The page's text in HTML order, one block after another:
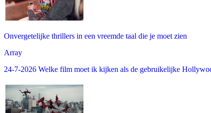
Onvergetelijke thrillers in een vreemde taal die je moet zien
Array
24-7-2026 Welke film moet ik kijken als de gebruikelijke